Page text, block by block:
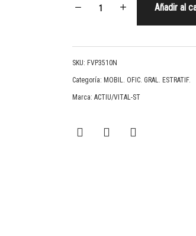
Añadir al
SKU: FVP3510N
Categoría: MOBIL. OFIC. GRAL. ESTRATIF.
Marca: ACTIU/VITAL-ST